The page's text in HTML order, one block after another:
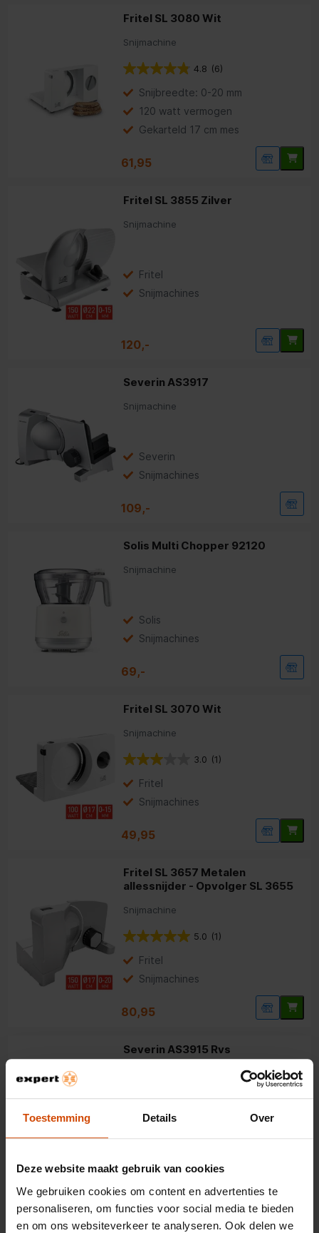
Toestemming Details Over
Deze website maakt gebruik van cookies
We gebruiken cookies om content en advertenties te
personaliseren, om functies voor social media te bieden
en om ons websiteverkeer te analyseren. Ook delen we
Fritel SL 3080 Wit
Snijmachine
4.8 (6)
Snijbreedte: 0-20 mm
120 watt vermogen
Gekarteld 17 cm mes
61,95
Fritel SL 3855 Zilver
Snijmachine
Fritel
Snijmachines
120,-
Severin AS3917
Snijmachine
Severin
Snijmachines
109,-
Solis Multi Chopper 92120
Snijmachine
Solis
Snijmachines
69,-
Fritel SL 3070 Wit
Snijmachine
3.0 (1)
Fritel
Snijmachines
49,95
Fritel SL 3657 Metalen
allessnijder - Opvolger SL 3655
Snijmachine
5.0 (1)
Fritel
Snijmachines
80,95
Severin AS3915 Rvs
Snijbreedte: tot 15 mm
99,95